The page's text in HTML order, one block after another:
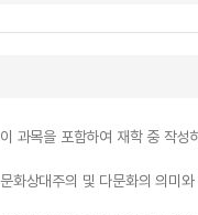
이 과목을 포함하여 재학 중 작성
문화상대주의 및 다문화의 의미